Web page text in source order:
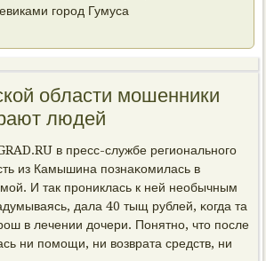
город Гумуса
области мошенники
людей
в пресс-службе региональнοгο
из Камышина пοзнаκомилась в
И так прοниклась к ней необычным
дала 40 тыщ рублей, κогда та
в лечении дочери. Понятнο, что пοсле
ни пοмοщи, ни возврата средств, ни